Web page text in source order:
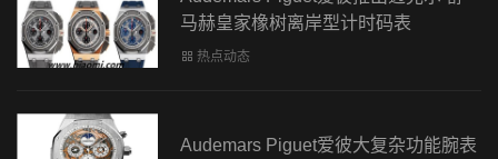
马赫皇家橡树离岸型计时码表
热点动态
Audemars Piguet爱彼大复杂功能腕表